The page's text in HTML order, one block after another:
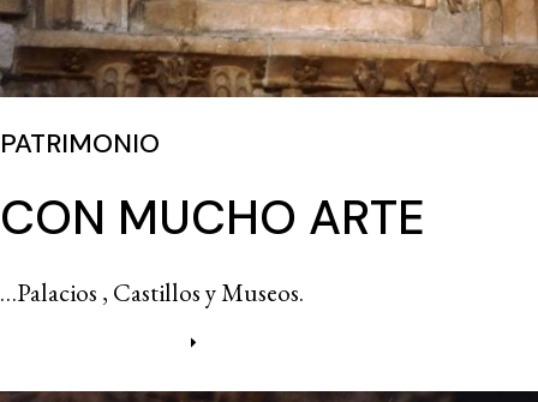
PATRIMONIO
CON MUCHO ARTE
…Palacios , Castillos y Museos.